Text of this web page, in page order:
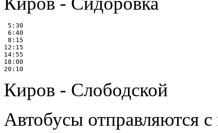
5:30
6:40
8:15
12:15
14:55
18:00
Киров - Слободской
Автобусы отправляются